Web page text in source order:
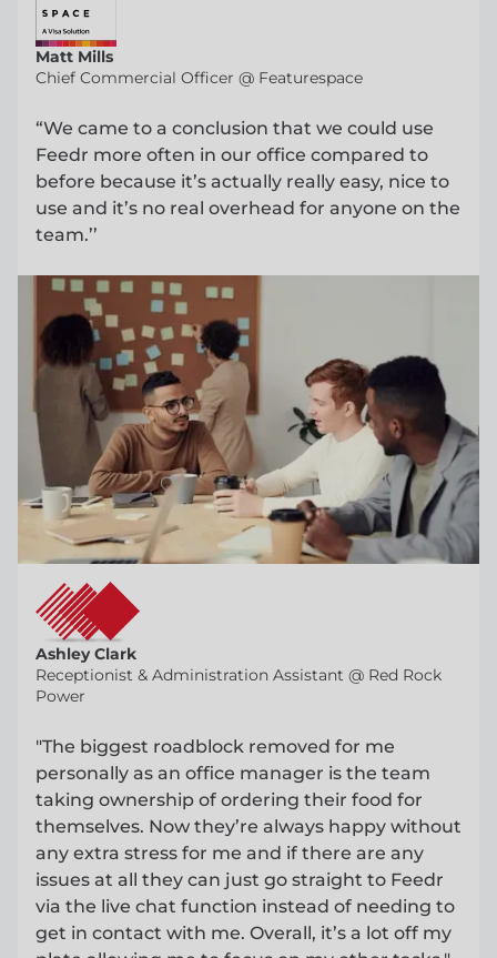
Matt Mills
Chief Commercial Officer @ Featurespace
“We came to a conclusion that we could use
Feedr more often in our office compared to
before because it’s actually really easy, nice to
use and it’s no real overhead for anyone on the
team.’’
Ashley Clark
Receptionist & Administration Assistant @ Red Rock
Power
"The biggest roadblock removed for me
personally as an office manager is the team
taking ownership of ordering their food for
themselves. Now they’re always happy without
any extra stress for me and if there are any
issues at all they can just go straight to Feedr
via the live chat function instead of needing to
get in contact with me. Overall, it’s a lot off my